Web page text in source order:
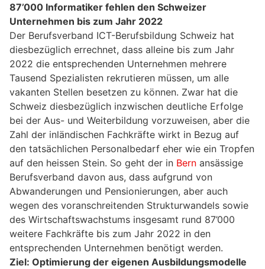
87’000 Informatiker fehlen den Schweizer
Unternehmen bis zum Jahr 2022
Der Berufsverband ICT-Berufsbildung Schweiz hat
diesbezüglich errechnet, dass alleine bis zum Jahr
2022 die entsprechenden Unternehmen mehrere
Tausend Spezialisten rekrutieren müssen, um alle
vakanten Stellen besetzen zu können. Zwar hat die
Schweiz diesbezüglich inzwischen deutliche Erfolge
bei der Aus- und Weiterbildung vorzuweisen, aber die
Zahl der inländischen Fachkräfte wirkt in Bezug auf
den tatsächlichen Personalbedarf eher wie ein Tropfen
auf den heissen Stein. So geht der in Bern ansässige
Berufsverband davon aus, dass aufgrund von
Abwanderungen und Pensionierungen, aber auch
wegen des voranschreitenden Strukturwandels sowie
des Wirtschaftswachstums insgesamt rund 87’000
weitere Fachkräfte bis zum Jahr 2022 in den
entsprechenden Unternehmen benötigt werden.
Ziel: Optimierung der eigenen Ausbildungsmodelle